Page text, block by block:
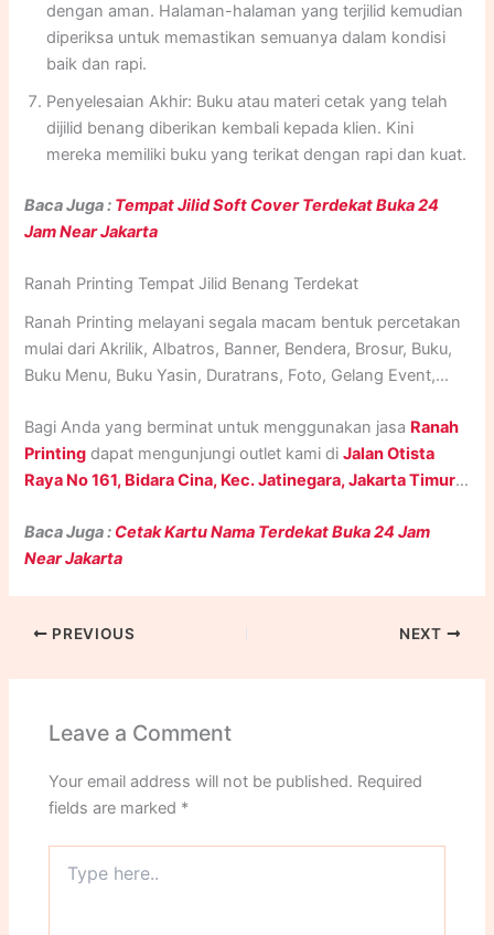
dengan aman. Halaman-halaman yang terjilid kemudian
diperiksa untuk memastikan semuanya dalam kondisi
baik dan rapi.
Penyelesaian Akhir: Buku atau materi cetak yang telah
dijilid benang diberikan kembali kepada klien. Kini
mereka memiliki buku yang terikat dengan rapi dan kuat.
Baca Juga : Tempat Jilid Soft Cover Terdekat Buka 24
Jam Near Jakarta
Ranah Printing Tempat Jilid Benang Terdekat
Ranah Printing melayani segala macam bentuk percetakan
mulai dari Akrilik, Albatros, Banner, Bendera, Brosur, Buku,
Buku Menu, Buku Yasin, Duratrans, Foto, Gelang Event,
Nama, Kupon, Lanyard, Majalah, Nota, Paper Bag, Plakat,
Poster, Print UV, Roll Up Banner, Sablon, Sertifikat,
Spanduk, Stand Banner, Stempel, Stiker, Stiker Meteran,
lain.
Bagi Anda yang berminat untuk menggunakan jasa Ranah
Printing dapat mengunjungi outlet kami diJalan Otista
Raya No 161, Bidara Cina, Kec. Jatinegara, Jakarta Timur.
Anda dapat menghubungi kami viaWhatsappdi
nomor(+62) 0852-8005-9274
Baca Juga : Cetak Kartu Nama Terdekat Buka 24 Jam
Near Jakarta
PREVIOUS NEXT
Leave a Comment
Your email address will not be published. Required
fields are marked *
here..